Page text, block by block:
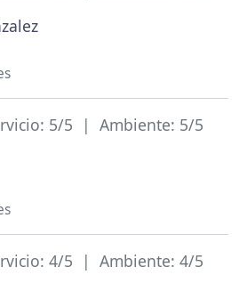
5/5 | Ambiente: 5/5
4/5 | Ambiente: 4/5